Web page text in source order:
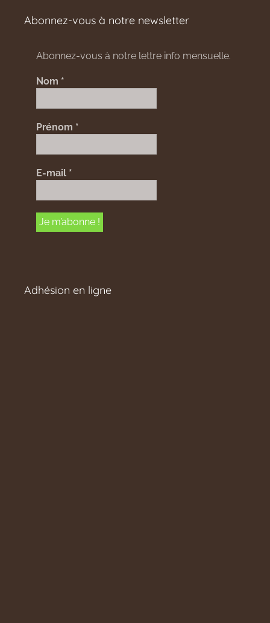
Abonnez-vous à notre newsletter
Abonnez-vous à notre lettre info mensuelle.
Nom *
Prénom *
E-mail *
Adhésion en ligne